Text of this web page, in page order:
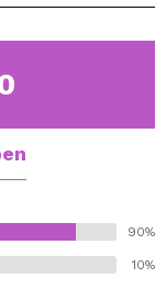
90%
10%